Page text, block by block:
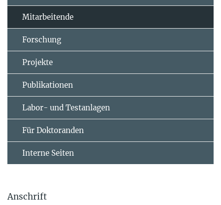
Mitarbeitende
Forschung
Projekte
Publikationen
Labor- und Testanlagen
Für Doktoranden
Interne Seiten
Anschrift